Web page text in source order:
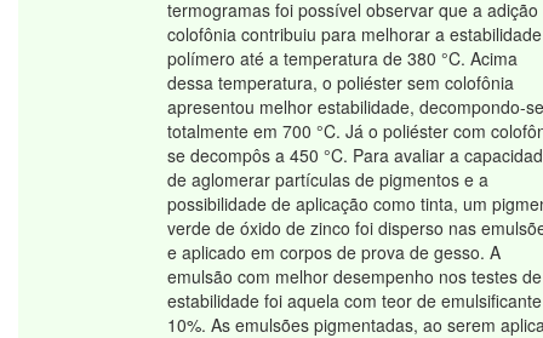
termogramas foi possível observar que a adição
colofônia contribuiu para melhorar a
polímero até a temperatura de 380 °C. Acima
dessa temperatura, o poliéster sem colofônia
apresentou melhor estabilidade, decompondo-se
totalmente em 700 °C. Já o poliéster com
se decompôs a 450 °C. Para avaliar a
de aglomerar partículas de pigmentos e a
possibilidade de aplicação como tinta, um
verde de óxido de zinco foi disperso nas
e aplicado em corpos de prova de gesso. A
emulsão com melhor desempenho nos testes de
estabilidade foi aquela com teor de
10%. As emulsões pigmentadas, ao serem